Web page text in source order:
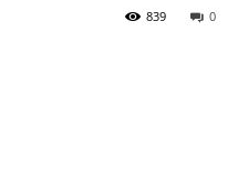
0
839